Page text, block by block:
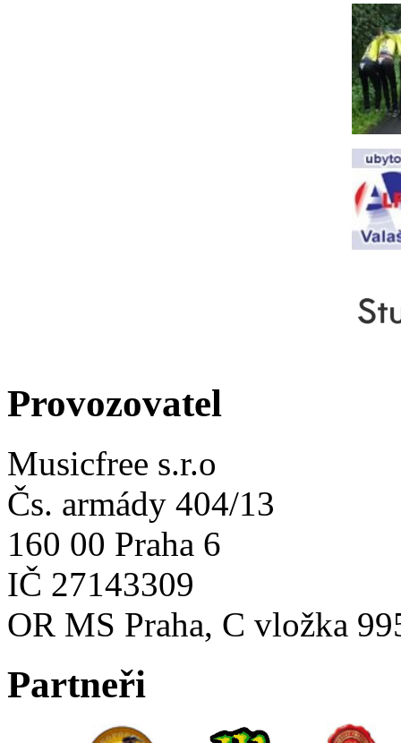
Provozovatel
Musicfree s.r.o
Čs. armády 404/13
160 00 Praha 6
IČ 27143309
OR MS Praha, C vložka
Partneři